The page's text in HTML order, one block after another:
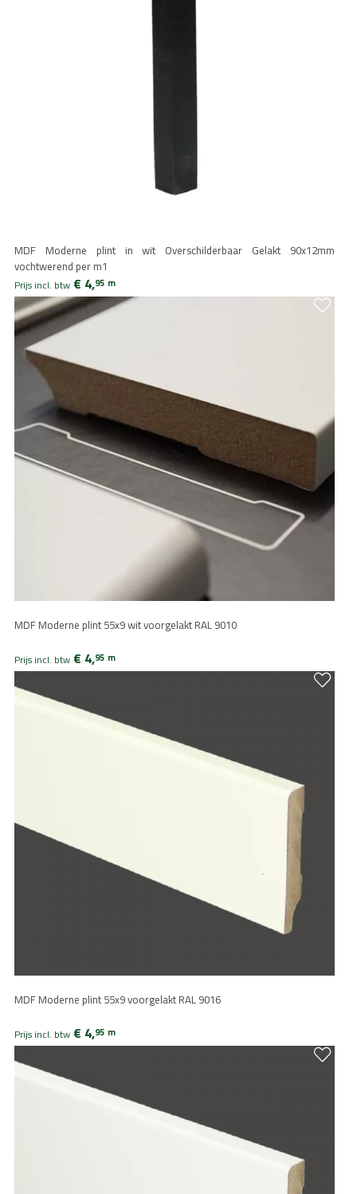
MDF Moderne plint in wit Overschilderbaar Gelakt 90x12mm
vochtwerend per m1
Prijs incl. btw € 4,95 m
MDF Moderne plint 55x9 wit voorgelakt RAL 9010
Prijs incl. btw € 4,95 m
MDF Moderne plint 55x9 voorgelakt RAL 9016
Prijs incl. btw € 4,95 m